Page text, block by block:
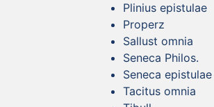
Plinius epistulae
Properz
Sallust omnia
Seneca Philos.
Seneca epistulae
Tacitus omnia